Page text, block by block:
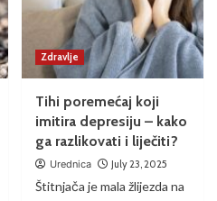
Zdravlje
Tihi poremećaj koji
imitira depresiju – kako
ga razlikovati i liječiti?
Urednica July 23, 2025
Štitnjača je mala žlijezda na